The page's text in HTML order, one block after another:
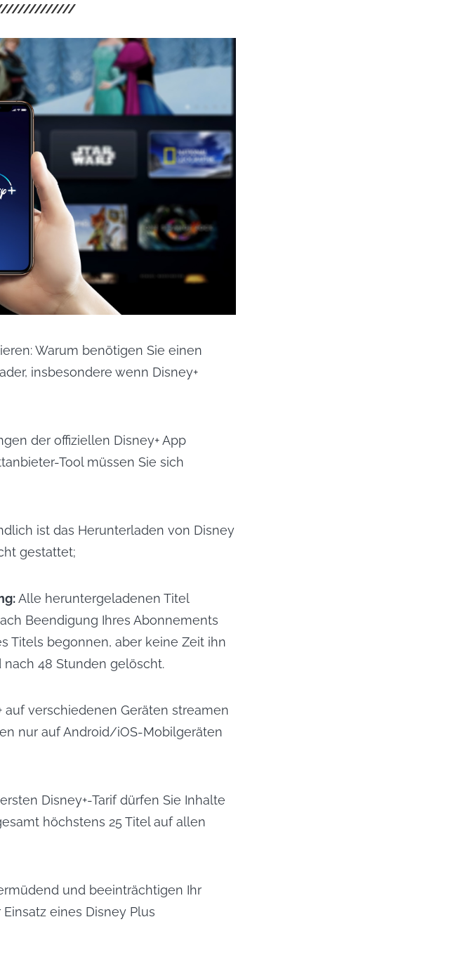
Warum benötigen Sie einen
insbesondere wenn Disney+
der offiziellen Disney+ App
Tool müssen Sie sich
ist das Herunterladen von Disney
gestattet;
Alle heruntergeladenen Titel
Beendigung Ihres Abonnements
Titels begonnen, aber keine Zeit ihn
48 Stunden gelöscht.
auf verschiedenen Geräten streamen
nur auf Android/iOS-Mobilgeräten
Disney+-Tarif dürfen Sie Inhalte
höchstens 25 Titel auf allen
und beeinträchtigen Ihr
eines Disney Plus